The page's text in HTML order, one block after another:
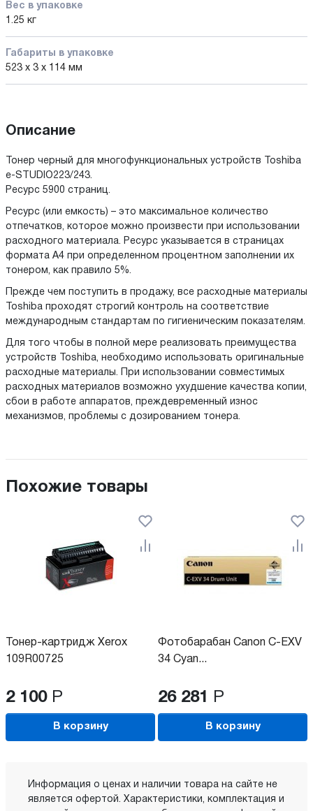
Вес в упаковке
1.25 кг
Габариты в упаковке
523 x 3 x 114 мм
Описание
Тонер черный для многофункциональных устройств Toshiba
e-STUDIO223/243.
Ресурс 5900 страниц.
Ресурс (или емкость) – это максимальное количество
отпечатков, которое можно произвести при использовании
расходного материала. Ресурс указывается в страницах
формата А4 при определенном процентном заполнении их
тонером, как правило 5%.
Прежде чем поступить в продажу, все расходные материалы
Toshiba проходят строгий контроль на соответствие
международным стандартам по гигиеническим показателям.
Для того чтобы в полной мере реализовать преимущества
устройств Toshiba, необходимо использовать оригинальные
расходные материалы. При использовании совместимых
расходных материалов возможно ухудшение качества копии,
сбои в работе аппаратов, преждевременный износ
механизмов, проблемы с дозированием тонера.
Похожие товары
Тонер-картридж Xerox
109R00725
2 100 Р
В корзину
Фотобарабан Canon C-EXV
34 Cyan...
26 281 Р
В корзину
Информация о ценах и наличии товара на сайте не
является офертой. Характеристики, комплектация и